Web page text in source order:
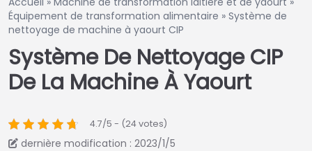
Équipement de transformation alimentaire » Système de
nettoyage de machine à yaourt CIP
Système De Nettoyage CIP
De La Machine À Yaourt
4.7/5 - (24 votes)
dernière modification : 2023/1/5